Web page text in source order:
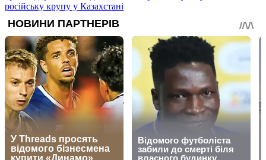
російську крупу у Казахстані